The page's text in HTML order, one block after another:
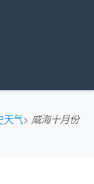
天气> 威海十月份